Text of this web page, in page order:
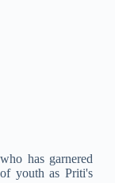
has garnered
youth as Priti's